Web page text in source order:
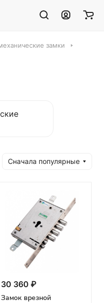
замки
Сначала популярные
30 360 ₽
Замок врезной